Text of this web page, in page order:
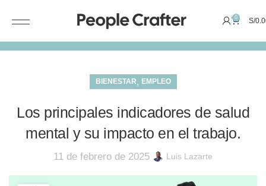
0 S/
BIENESTAR, EMPLEO
Los principales indicadores de salud
mental y su impacto en el trabajo.
11 de febrero de 2025 Luis Lazarte